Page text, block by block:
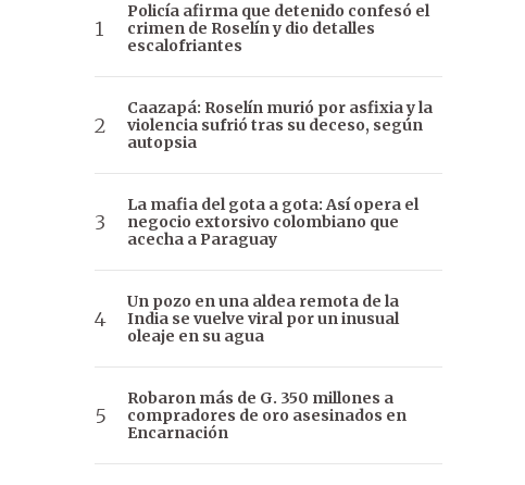
Policía afirma que detenido confesó el
crimen de Roselín y dio detalles
escalofriantes
Caazapá: Roselín murió por asfixia y la
violencia sufrió tras su deceso, según
autopsia
La mafia del gota a gota: Así opera el
negocio extorsivo colombiano que
acecha a Paraguay
Un pozo en una aldea remota de la
India se vuelve viral por un inusual
oleaje en su agua
Robaron más de G. 350 millones a
compradores de oro asesinados en
Encarnación